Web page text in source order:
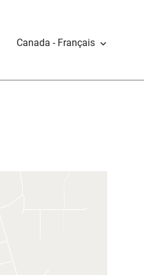
Canada - Français